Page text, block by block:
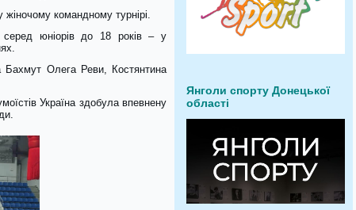
командному турнірі.
юніорів до 18 років – у
Олега Реви, Костянтина
Україна здобула впевнену
Янголи спорту Донецької
області